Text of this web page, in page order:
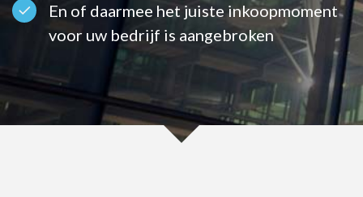
En of daarmee het juiste inkoopmoment
voor uw bedrijf is aangebroken